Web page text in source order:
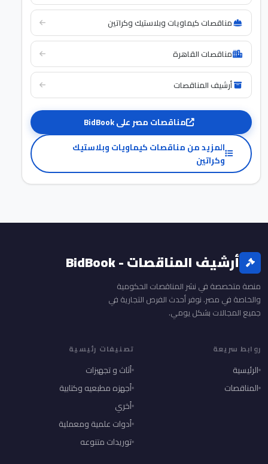
مناقصات كيماويات وبلاستيك وكراتين
مناقصات القاهرة
أرشيف المناقصات
مناقصات مصر على BidBook
المزيد من مناقصات كيماويات وبلاستيك
وكراتين
أرشيف المناقصات - BidBook
منصة متخصصة في نشر المناقصات الحكومية
والخاصة في مصر. نوفر أحدث الفرص التجارية في
جميع المجالات بشكل يومي.
روابط سريعة
الرئيسية
المناقصات
تصنيفات رئيسية
أثاث و تجهيزات
أجهزه مطبعيه وكتابية
أخري
أدوات علمية ومعملية
توريدات متنوعه